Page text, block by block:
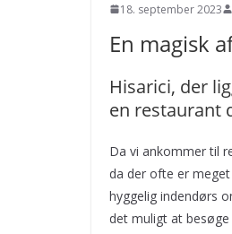
18. september 2023
En magisk
Hisarici, der
en restaurant
Da vi ankommer til
da der ofte er
hyggelig indendørs
det muligt at